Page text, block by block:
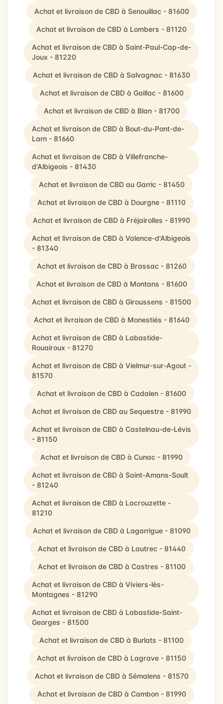
Achat et livraison de CBD à Senouillac - 81600
Achat et livraison de CBD à Lombers - 81120
Achat et livraison de CBD à Saint-Paul-Cap-de-
Joux - 81220
Achat et livraison de CBD à Salvagnac - 81630
Achat et livraison de CBD à Gaillac - 81600
Achat et livraison de CBD à Blan - 81700
Achat et livraison de CBD à Bout-du-Pont-de-
Larn - 81660
Achat et livraison de CBD à Villefranche-
d'Albigeois - 81430
Achat et livraison de CBD au Garric - 81450
Achat et livraison de CBD à Dourgne - 81110
Achat et livraison de CBD à Fréjairolles - 81990
Achat et livraison de CBD à Valence-d'Albigeois
- 81340
Achat et livraison de CBD à Brassac - 81260
Achat et livraison de CBD à Montans - 81600
Achat et livraison de CBD à Giroussens - 81500
Achat et livraison de CBD à Monestiés - 81640
Achat et livraison de CBD à Labastide-
Rouairoux - 81270
Achat et livraison de CBD à Vielmur-sur-Agout -
81570
Achat et livraison de CBD à Cadalen - 81600
Achat et livraison de CBD au Sequestre - 81990
Achat et livraison de CBD à Castelnau-de-Lévis
- 81150
Achat et livraison de CBD à Cunac - 81990
Achat et livraison de CBD à Saint-Amans-Soult
- 81240
Achat et livraison de CBD à Lacrouzette -
81210
Achat et livraison de CBD à Lagarrigue - 81090
Achat et livraison de CBD à Lautrec - 81440
Achat et livraison de CBD à Castres - 81100
Achat et livraison de CBD à Viviers-lès-
Montagnes - 81290
Achat et livraison de CBD à Labastide-Saint-
Georges - 81500
Achat et livraison de CBD à Burlats - 81100
Achat et livraison de CBD à Lagrave - 81150
Achat et livraison de CBD à Sémalens - 81570
Achat et livraison de CBD à Cambon - 81990